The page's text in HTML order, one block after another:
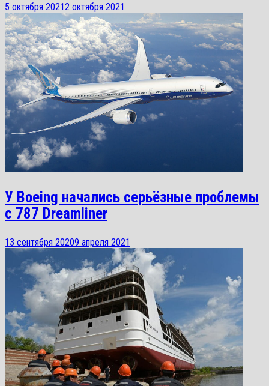
5 октября 20212 октября 2021
У Boeing начались серьёзные проблемы
с 787 Dreamliner
13 сентября 20209 апреля 2021